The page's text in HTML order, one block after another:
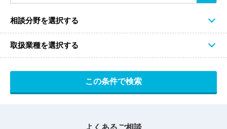
相談分野を選択する
取扱業種を選択する
よくあるご相談